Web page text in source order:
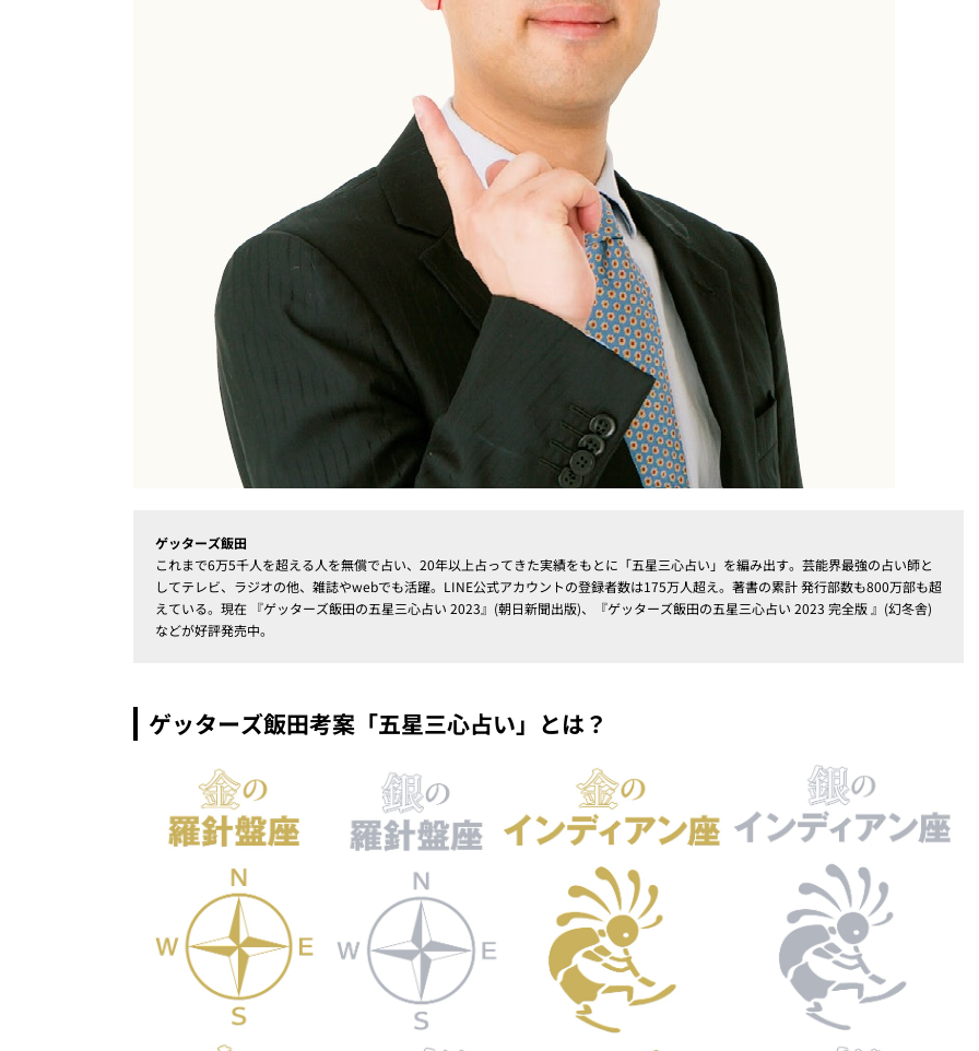
ゲッターズ飯田
これまで6万5千人を超える人を無償で占い、20年以上占ってきた実績をもとに「五星三心占い」を編み出す。芸能界最強の占い師と
してテレビ、ラジオの他、雑誌やwebでも活躍。LINE公式アカウントの登録者数は175万人超え。著書の累計 発行部数も800万部も超
えている。現在 『ゲッターズ飯田の五星三心占い 2023』(朝日新聞出版)、『ゲッターズ飯田の五星三心占い 2023 完全版 』(幻冬舎)
などが好評発売中。
ゲッターズ飯田考案「五星三心占い」とは？